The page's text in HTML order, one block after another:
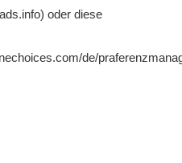
oder diese
de/